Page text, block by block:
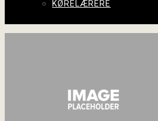
KØRELÆRERE